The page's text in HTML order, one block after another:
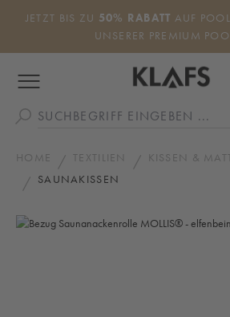
Zum Hauptinhalt springen
JETZT BIS ZU 50% RABATT AUF
UNSERER PREMIUM
HOME TEXTILIEN KISSEN &
SAUNAKISSEN
Bildergalerie überspringen